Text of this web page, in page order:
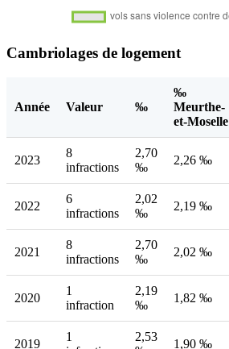
Cambriolages de logement
Année Valeur ‰
‰
Meurthe-
et-Moselle
2023
8
infractions
2,70
‰
2,26 ‰
2022
6
infractions
2,02
‰
2,19 ‰
2021
8
infractions
2,70
‰
2,02 ‰
2020
1
infraction
2,19
‰
1,82 ‰
2019
1
2,53
1,90 ‰